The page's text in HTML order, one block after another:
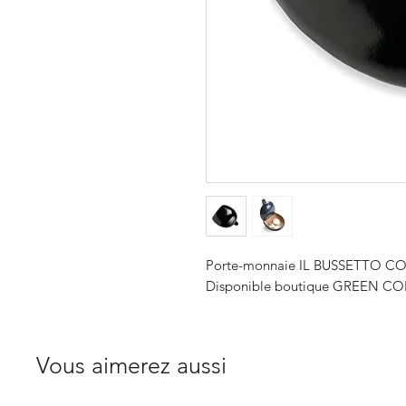
Porte-monnaie IL BUSSETTO
Disponible boutique GREEN
Vous aimerez aussi